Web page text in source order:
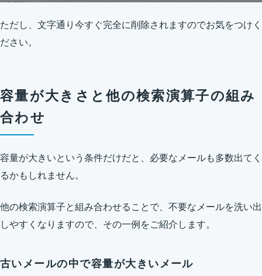
ただし、文字通り今すぐ完全に削除されますのでお気をつけく
ださい。
容量が大きさと他の検索演算子の組み
合わせ
容量が大きいという条件だけだと、必要なメールも多数出てく
るかもしれません。
他の検索演算子と組み合わせることで、不要なメールを洗い出
しやすくなりますので、その一例をご紹介します。
古いメールの中で容量が大きいメール